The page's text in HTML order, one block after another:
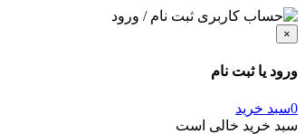
ثبت نام / ورود
×
ورود یا ثبت نام
0سبد خرید
سبد خرید خالی است